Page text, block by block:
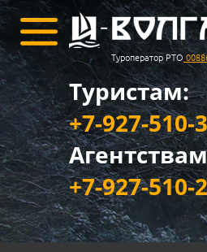
Туроператор РТО
Туристам:
+7-927-510-
+7-927-510-